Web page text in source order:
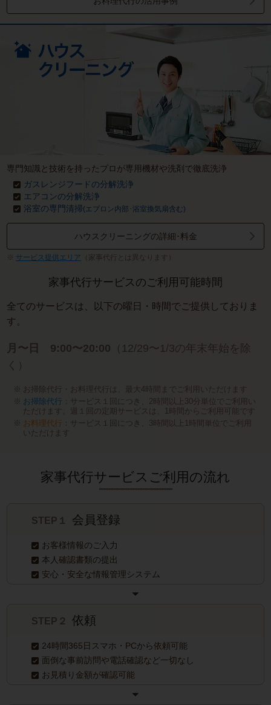
専門知識と技術を持ったプロが専用機材や洗剤で徹底洗浄
ガスレンジフードの分解洗浄
エアコンの分解洗浄
浴室の専門清掃(エプロン内部･浴室換気扇含む)
ハウスクリーニングの詳細･料金
サービス提供エリア （家事代行とは異なります）
家事代行サービスのご利用可能時間
全てのサービスは、以下の曜日・時間でご提供しておりま
す。
月〜日 9:00〜20:00 （12/29〜1/3の年末年始を除
く）
お掃除代行・お料理代行は、最大4時間までご利用いただけます
お掃除代行 ：サービス１回につき、2時間以上30分単位でご利用い
ただけます。週１回の定期サービスは、1時間からご利用可能です
お料理代行 ：サービス１回につき、3時間以上1時間単位でご利用
いただけます
家事代行サービスご利用の流れ
STEP１ 会員登録
お客様情報のご入力
本人確認書類の提出
安心・安全な情報管理システム
STEP２依頼
24時間365日スマホ・PCから依頼可能
面倒な事前訪問や電話確認など一切なし
お見積り金額が確認可能